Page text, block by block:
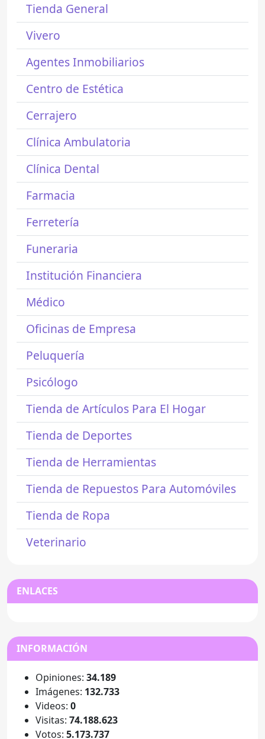
Tienda General
Vivero
Agentes Inmobiliarios
Centro de Estética
Cerrajero
Clínica Ambulatoria
Clínica Dental
Farmacia
Ferretería
Funeraria
Institución Financiera
Médico
Oficinas de Empresa
Peluquería
Psicólogo
Tienda de Artículos Para El Hogar
Tienda de Deportes
Tienda de Herramientas
Tienda de Repuestos Para Automóviles
Tienda de Ropa
Veterinario
ENLACES
INFORMACIÓN
Opiniones: 34.189
Imágenes: 132.733
Videos: 0
Visitas: 74.188.623
Votos: 5.173.737